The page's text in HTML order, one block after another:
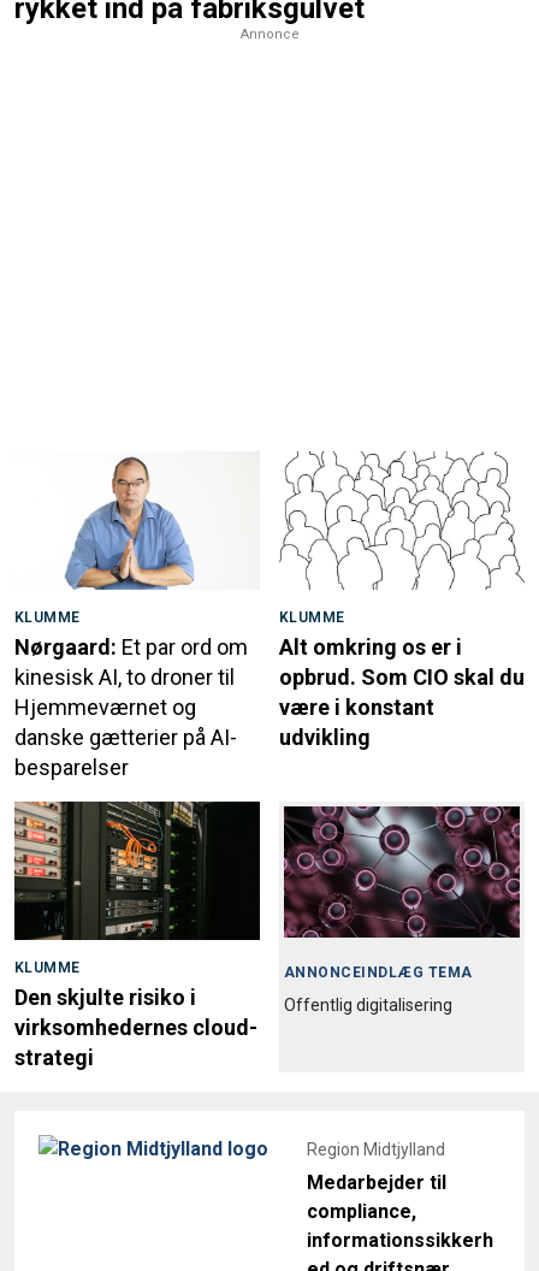
KLUMME
Nørgaard:Et par ord om
kinesisk AI, to droner til
Hjemmeværnet og
danske gætterier på AI-
besparelser
KLUMME
Alt omkring os er i
opbrud. Som CIO skal du
være i konstant
udvikling
KLUMME
Den skjulte risiko i
virksomhedernes cloud-
strategi
ANNONCEINDLÆG TEMA
compliance,
informationssikkerh
ed og driftsnær
understøttelse